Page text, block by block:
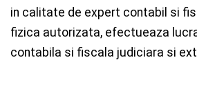
in calitate de expert contabil si
fizica autorizata, efectueaza
contabila si fiscala judiciara si